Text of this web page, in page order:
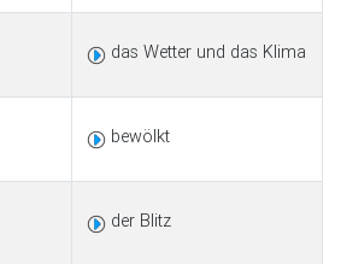
das Wetter und das Klima
bewölkt
der Blitz